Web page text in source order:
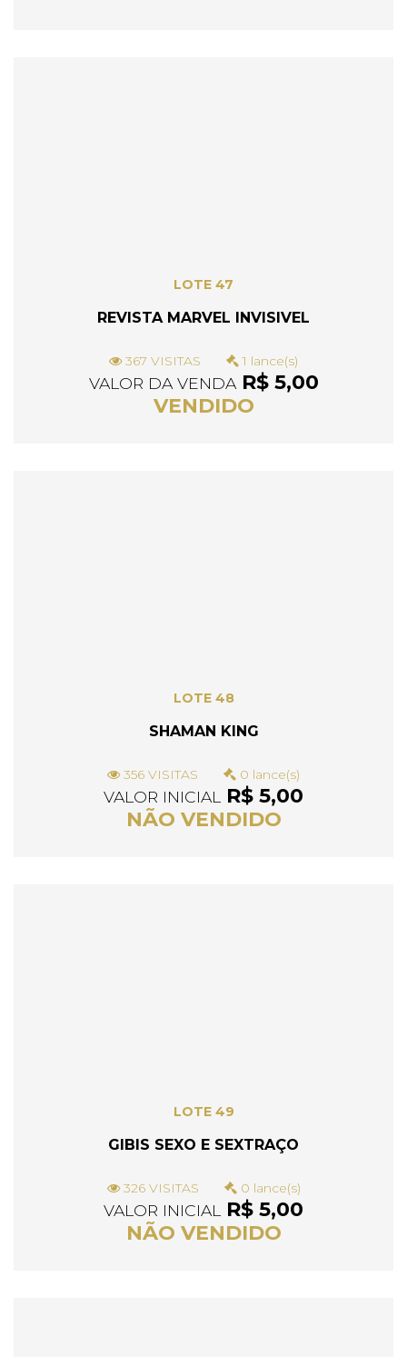
LOTE 47
REVISTA MARVEL INVISIVEL
367 VISITAS 1 lance(s)
VALOR DA VENDAR$ 5,00
VENDIDO
LOTE 48
SHAMAN KING
356 VISITAS 0 lance(s)
VALOR INICIAL
R$ 5,00
NÃO VENDIDO
LOTE 49
GIBIS SEXO E SEXTRAÇO
326 VISITAS 0 lance(s)
VALOR INICIAL
R$ 5,00
NÃO VENDIDO